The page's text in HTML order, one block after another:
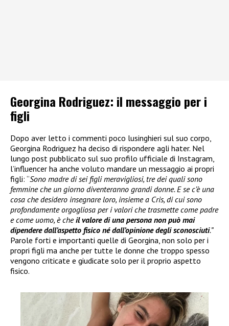
Georgina Rodriguez: il messaggio per i
figli
Dopo aver letto i commenti poco lusinghieri sul suo corpo,
Georgina Rodriguez ha deciso di rispondere agli hater. Nel
lungo post pubblicato sul suo profilo ufficiale di Instagram,
l’influencer ha anche voluto mandare un messaggio ai propri
figli: “Sono madre di sei figli meravigliosi, tre dei quali sono
femmine che un giorno diventeranno grandi donne. E se c’è una
cosa che desidero insegnare loro, insieme a Cris, di cui sono
profondamente orgogliosa per i valori che trasmette come padre
e come uomo, è cheil valore di una persona non può mai
dipendere dall’aspetto fisico né dall’opinione degli sconosciuti.”
Parole forti e importanti quelle di Georgina, non solo per i
propri figli ma anche per tutte le donne che troppo spesso
vengono criticate e giudicate solo per il proprio aspetto
fisico.